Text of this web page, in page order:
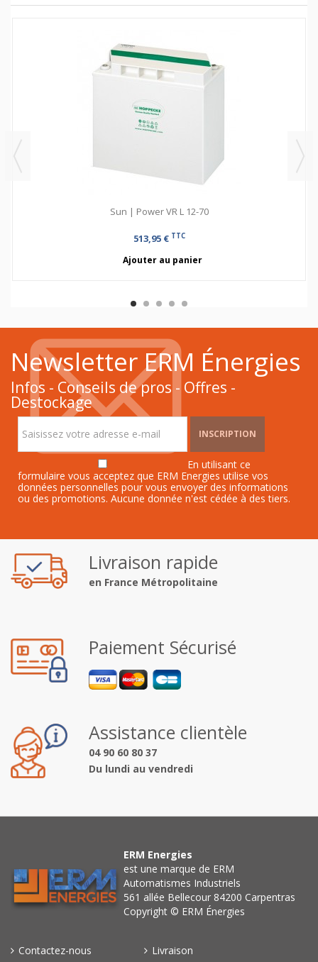
Sun | Power VR L 12-70
513,95 € TTC
Ajouter au panier
Newsletter ERM Énergies
Infos - Conseils de pros - Offres -
Destockage
INSCRIPTION
En utilisant ce
formulaire vous acceptez que ERM Energies utilise vos
données personnelles pour vous envoyer des informations
ou des promotions. Aucune donnée n'est cédée à des tiers.
Livraison rapide
en France Métropolitaine
Paiement Sécurisé
Assistance clientèle
04 90 60 80 37
Du lundi au vendredi
ERM Energies
est une marque de ERM
Automatismes Industriels
561 allée Bellecour 84200 Carpentras
Copyright © ERM Énergies
Contactez-nous Livraison